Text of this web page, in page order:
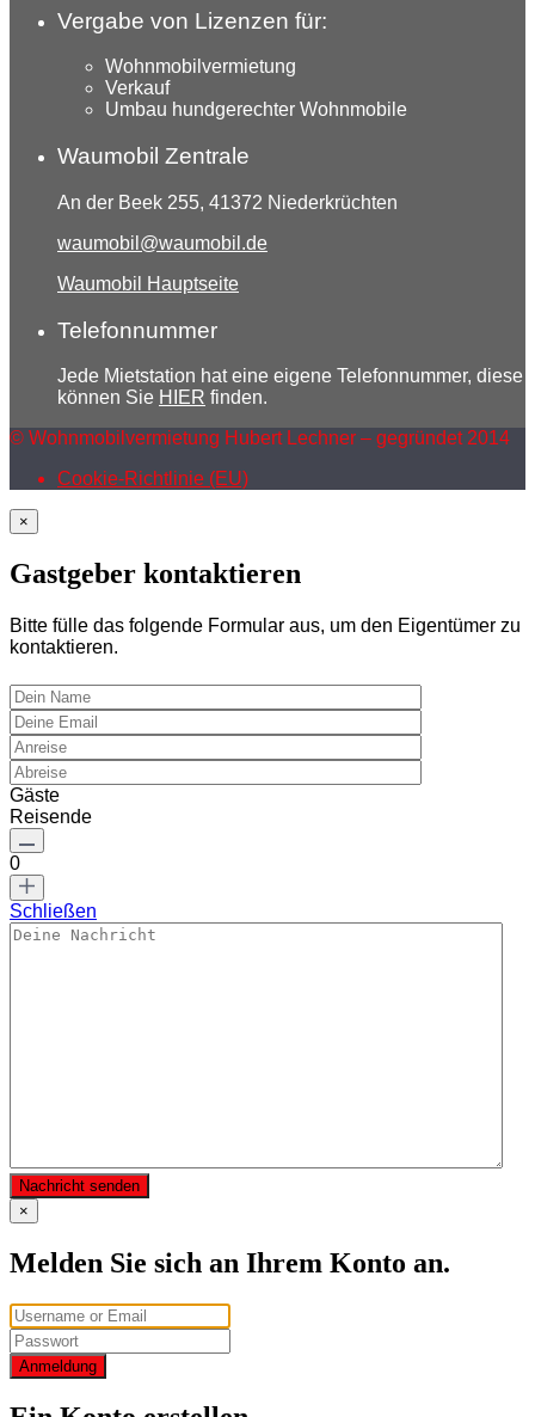
Vergabe von Lizenzen für:
Wohnmobilvermietung
Verkauf
Umbau hundgerechter Wohnmobile
Waumobil Zentrale
An der Beek 255, 41372 Niederkrüchten
waumobil@waumobil.de
Waumobil Hauptseite
Telefonnummer
Jede Mietstation hat eine eigene Telefonnummer, diese
können Sie HIER finden.
© Wohnmobilvermietung Hubert Lechner – gegründet 2014
Cookie-Richtlinie (EU)
×
Gastgeber kontaktieren
Bitte fülle das folgende Formular aus, um den Eigentümer zu
kontaktieren.
Gäste
Reisende
0
Schließen
Nachricht senden
×
Melden Sie sich an Ihrem Konto an.
Anmeldung